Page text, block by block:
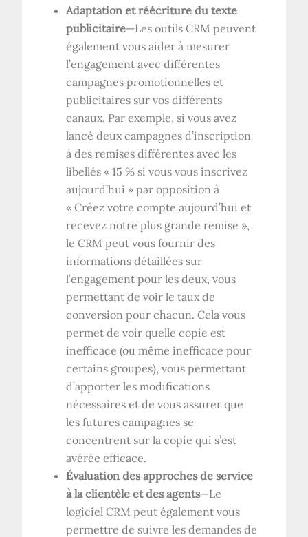
Adaptation et réécriture du texte
publicitaire—Les outils CRM peuvent
également vous aider à mesurer
l’engagement avec différentes
campagnes promotionnelles et
publicitaires sur vos différents
canaux. Par exemple, si vous avez
lancé deux campagnes d’inscription
à des remises différentes avec les
libellés « 15 % si vous vous inscrivez
aujourd’hui » par opposition à
« Créez votre compte aujourd’hui et
recevez notre plus grande remise »,
le CRM peut vous fournir des
informations détaillées sur
l’engagement pour les deux, vous
permettant de voir le taux de
conversion pour chacun. Cela vous
permet de voir quelle copie est
inefficace (ou même inefficace pour
certains groupes), vous permettant
d’apporter les modifications
nécessaires et de vous assurer que
les futures campagnes se
concentrent sur la copie qui s’est
avérée efficace.
Évaluation des approches de service
à la clientèle et des agents—Le
logiciel CRM peut également vous
permettre de suivre les demandes de